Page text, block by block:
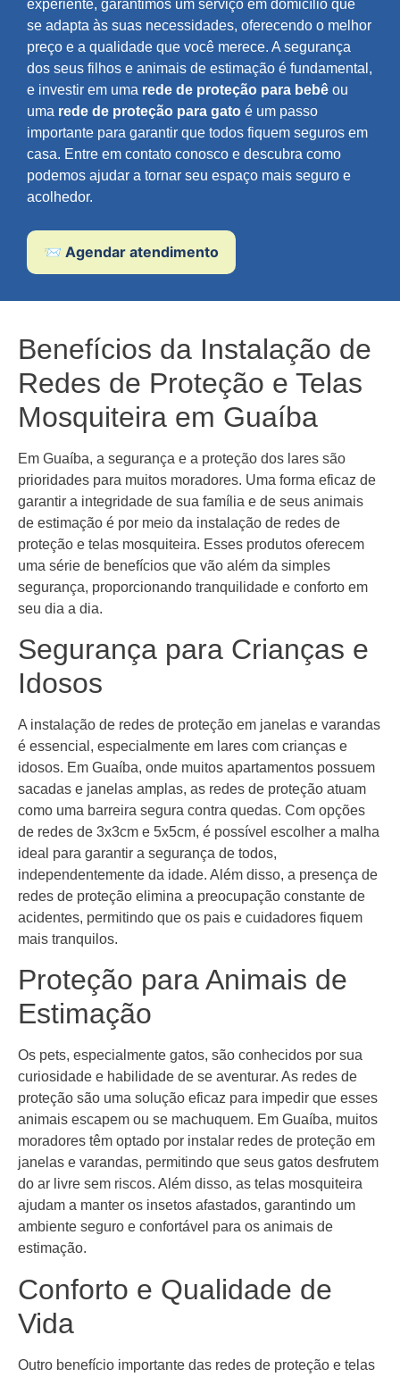
experiente, garantimos um serviço em domicílio que
se adapta às suas necessidades, oferecendo o melhor
preço e a qualidade que você merece. A segurança
dos seus filhos e animais de estimação é fundamental,
e investir em uma rede de proteção para bebê ou
uma rede de proteção para gato é um passo
importante para garantir que todos fiquem seguros em
casa. Entre em contato conosco e descubra como
podemos ajudar a tornar seu espaço mais seguro e
acolhedor.
📨 Agendar atendimento
Benefícios da Instalação de
Redes de Proteção e Telas
Mosquiteira em Guaíba
Em Guaíba, a segurança e a proteção dos lares são
prioridades para muitos moradores. Uma forma eficaz de
garantir a integridade de sua família e de seus animais
de estimação é por meio da instalação de redes de
proteção e telas mosquiteira. Esses produtos oferecem
uma série de benefícios que vão além da simples
segurança, proporcionando tranquilidade e conforto em
seu dia a dia.
Segurança para Crianças e
Idosos
A instalação de redes de proteção em janelas e varandas
é essencial, especialmente em lares com crianças e
idosos. Em Guaíba, onde muitos apartamentos possuem
sacadas e janelas amplas, as redes de proteção atuam
como uma barreira segura contra quedas. Com opções
de redes de 3x3cm e 5x5cm, é possível escolher a malha
ideal para garantir a segurança de todos,
independentemente da idade. Além disso, a presença de
redes de proteção elimina a preocupação constante de
acidentes, permitindo que os pais e cuidadores fiquem
mais tranquilos.
Proteção para Animais de
Estimação
Os pets, especialmente gatos, são conhecidos por sua
curiosidade e habilidade de se aventurar. As redes de
proteção são uma solução eficaz para impedir que esses
animais escapem ou se machuquem. Em Guaíba, muitos
moradores têm optado por instalar redes de proteção em
janelas e varandas, permitindo que seus gatos desfrutem
do ar livre sem riscos. Além disso, as telas mosquiteira
ajudam a manter os insetos afastados, garantindo um
ambiente seguro e confortável para os animais de
estimação.
Conforto e Qualidade de
Vida
Outro benefício importante das redes de proteção e telas